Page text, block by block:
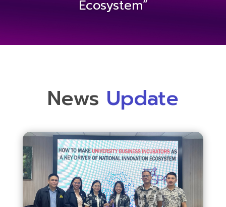
Ecosystem”
News Update